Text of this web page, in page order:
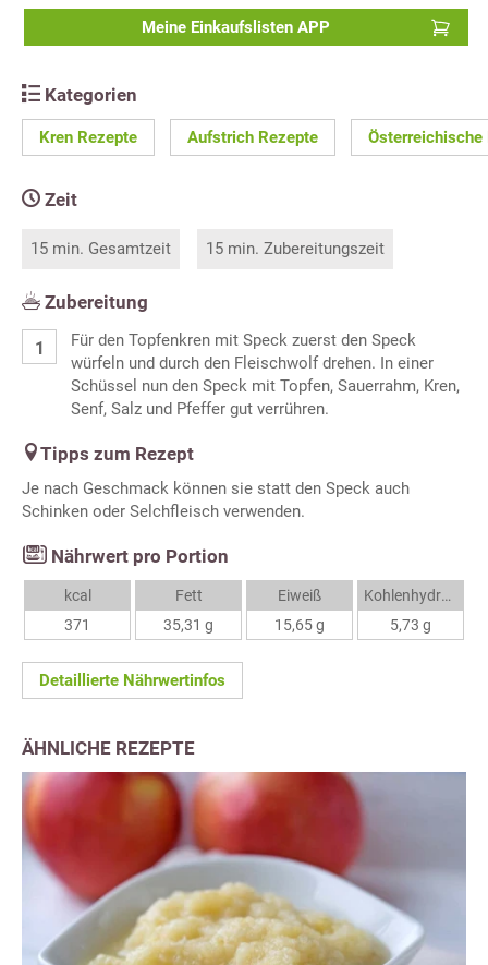
Meine Einkaufslisten APP
Kategorien
Kren Rezepte Aufstrich Rezepte Österreichische
Zeit
15 min. Gesamtzeit 15 min. Zubereitungszeit
Zubereitung
Für den Topfenkren mit Speck zuerst den Speck
würfeln und durch den Fleischwolf drehen. In einer
Schüssel nun den Speck mit Topfen, Sauerrahm, Kren,
Senf, Salz und Pfeffer gut verrühren.
Tipps zum Rezept
Je nach Geschmack können sie statt den Speck auch
Schinken oder Selchfleisch verwenden.
Nährwert pro Portion
kcal
371
Fett
35,31 g
Eiweiß
15,65 g
Kohlenhydrate
5,73 g
Detaillierte Nährwertinfos
ÄHNLICHE REZEPTE